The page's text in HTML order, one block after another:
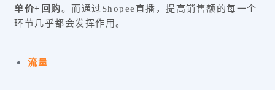
单价+回购。而通过Shopee直播，提高销售额的每一个
环节几乎都会发挥作用。
流量